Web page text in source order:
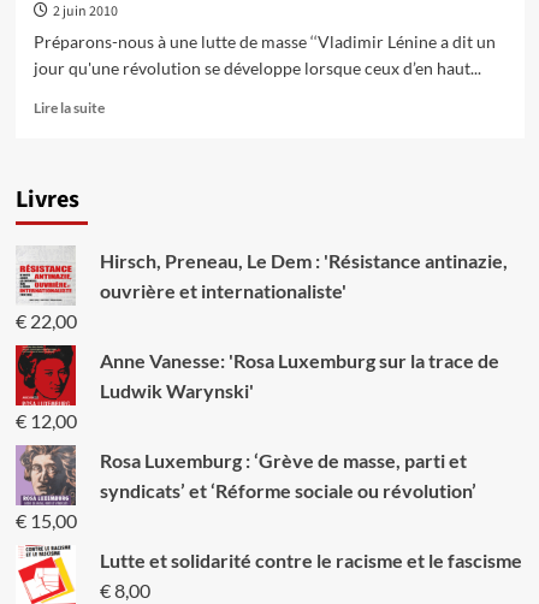
2 juin 2010
Préparons-nous à une lutte de masse ‘‘Vladimir Lénine a dit un
jour qu'une révolution se développe lorsque ceux d’en haut...
Lire la suiteEn
bord
de
Livres
Hirsch, Preneau, Le Dem : 'Résistance antinazie,
ouvrière et internationaliste'
€22,00
Anne Vanesse: 'Rosa Luxemburg sur la trace de
Ludwik Warynski'
€12,00
Rosa Luxemburg : ‘Grève de masse, parti et
syndicats’ et ‘Réforme sociale ou révolution’
€15,00
Lutte et solidarité contre le racisme et le fascisme
€8,00